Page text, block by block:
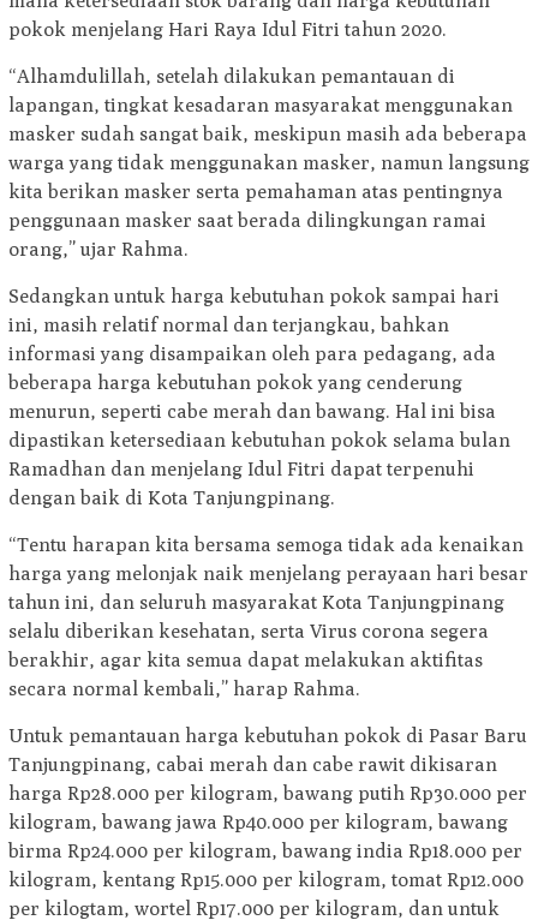
pokok menjelang Hari Raya Idul Fitri tahun 2020.
“Alhamdulillah, setelah dilakukan pemantauan di
lapangan, tingkat kesadaran masyarakat menggunakan
masker sudah sangat baik, meskipun masih ada beberapa
warga yang tidak menggunakan masker, namun langsung
kita berikan masker serta pemahaman atas pentingnya
penggunaan masker saat berada dilingkungan ramai
orang,” ujar Rahma.
Sedangkan untuk harga kebutuhan pokok sampai hari
ini, masih relatif normal dan terjangkau, bahkan
informasi yang disampaikan oleh para pedagang, ada
beberapa harga kebutuhan pokok yang cenderung
menurun, seperti cabe merah dan bawang. Hal ini bisa
dipastikan ketersediaan kebutuhan pokok selama bulan
Ramadhan dan menjelang Idul Fitri dapat terpenuhi
dengan baik di Kota Tanjungpinang.
“Tentu harapan kita bersama semoga tidak ada kenaikan
harga yang melonjak naik menjelang perayaan hari besar
tahun ini, dan seluruh masyarakat Kota Tanjungpinang
selalu diberikan kesehatan, serta Virus corona segera
berakhir, agar kita semua dapat melakukan aktifitas
secara normal kembali,” harap Rahma.
Untuk pemantauan harga kebutuhan pokok di Pasar Baru
Tanjungpinang, cabai merah dan cabe rawit dikisaran
harga Rp28.000 per kilogram, bawang putih Rp30.000 per
kilogram, bawang jawa Rp40.000 per kilogram, bawang
birma Rp24.000 per kilogram, bawang india Rp18.000 per
kilogram, kentang Rp15.000 per kilogram, tomat Rp12.000
per kilogtam, wortel Rp17.000 per kilogram, dan untuk